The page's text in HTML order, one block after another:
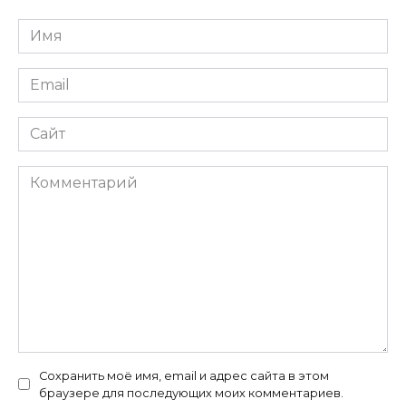
Имя
*
Email
*
Сайт
Комментарий
Сохранить моё имя, email и адрес сайта в этом
браузере для последующих моих комментариев.